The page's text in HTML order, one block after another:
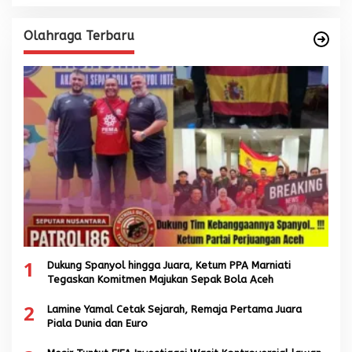
Olahraga Terbaru
1
Dukung Spanyol hingga Juara, Ketum PPA Marniati
Tegaskan Komitmen Majukan Sepak Bola Aceh
2
Lamine Yamal Cetak Sejarah, Remaja Pertama Juara
Piala Dunia dan Euro